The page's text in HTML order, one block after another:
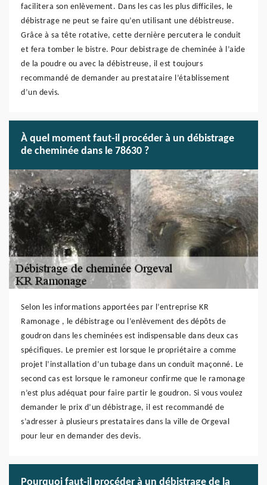
facilitera son enlèvement. Dans les cas les plus difficiles, le
débistrage ne peut se faire qu’en utilisant une débistreuse.
Grâce à sa tête rotative, cette dernière percutera le conduit
et fera tomber le bistre. Pour debistrage de cheminée à l’aide
de la poudre ou avec la débistreuse, il est toujours
recommandé de demander au prestataire l’établissement
d’un devis.
À quel moment faut-il procéder à un débistrage
de cheminée dans le 78630 ?
Selon les informations apportées par l’entreprise KR
Ramonage , le débistrage ou l’enlèvement des dépôts de
goudron dans les cheminées est indispensable dans deux cas
spécifiques. Le premier est lorsque le propriétaire a comme
projet l’installation d’un tubage dans un conduit maçonné. Le
second cas est lorsque le ramoneur confirme que le ramonage
n’est plus adéquat pour faire partir le goudron. Si vous voulez
demander le prix d’un débistrage, il est recommandé de
s’adresser à plusieurs prestataires dans la ville de Orgeval
pour leur en demander des devis.
Pourquoi faut-il procéder à un débistrage de la